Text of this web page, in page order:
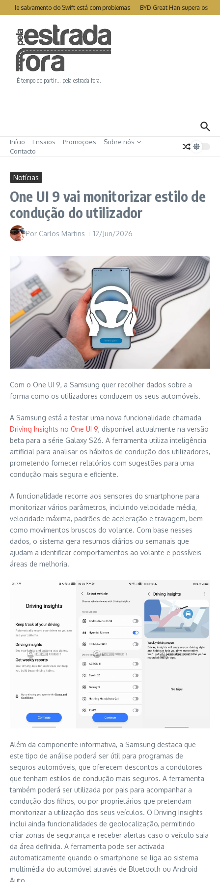
Ir para o conteúdo
de salvamento do Swift está com problemas BYD Great Han supera os
É tempo de partir… pela estrada fora.
Início Ensaios Promoções
Sobre nós
Contacto
Notícias
One UI 9 vai monitorizar estilo de
condução do utilizador
Por Carlos Martins 12/Jun/2026
Com o One UI 9, a Samsung quer recolher dados sobre a
forma como os utilizadores conduzem os seus automóveis.
A Samsung está a testar uma nova funcionalidade chamada
Driving Insights no One UI 9, disponível actualmente na versão
beta para a série Galaxy S26. A ferramenta utiliza inteligência
artificial para analisar os hábitos de condução dos utilizadores,
prometendo fornecer relatórios com sugestões para uma
condução mais segura e eficiente.
A funcionalidade recorre aos sensores do smartphone para
monitorizar vários parâmetros, incluindo velocidade média,
velocidade máxima, padrões de aceleração e travagem, bem
como movimentos bruscos do volante. Com base nesses
dados, o sistema gera resumos diários ou semanais que
ajudam a identificar comportamentos ao volante e possíveis
áreas de melhoria.
Além da componente informativa, a Samsung destaca que
este tipo de análise poderá ser útil para programas de
seguros automóveis, que oferecem descontos a condutores
que tenham estilos de condução mais seguros. A ferramenta
também poderá ser utilizada por pais para acompanhar a
condução dos filhos, ou por proprietários que pretendam
monitorizar a utilização dos seus veículos. O Driving Insights
inclui ainda funcionalidades de geolocalização, permitindo
criar zonas de segurança e receber alertas caso o veículo saia
da área definida. A ferramenta pode ser activada
automaticamente quando o smartphone se liga ao sistema
multimédia do automóvel através de Bluetooth ou Android
Auto.